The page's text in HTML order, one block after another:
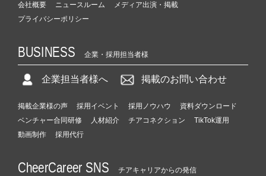
会社概要 ニュースルーム
メディア出演・掲載
プライバシーポリシー
BUSINESS 企業・採用担当者様
企業担当者様へ 掲載のお問い合わせ
掲載企業様の声 採用イベント 採用ノウハウ
資料ダウンロード
ベンチャー合同研修
人材紹介 チアコネクション
TikTok運用
動画制作
採用代行
CheerCareer SNS チアキャリアからの発信